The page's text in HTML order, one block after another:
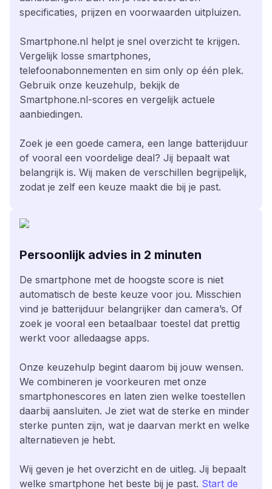
specificaties, prijzen en voorwaarden uitpluizen.
Smartphone.nl helpt je snel overzicht te krijgen.
Vergelijk losse smartphones,
telefoonabonnementen en sim only op één plek.
Gebruik onze keuzehulp, bekijk de
Smartphone.nl-scores en vergelijk actuele
aanbiedingen.
Zoek je een goede camera, een lange batterijduur
of vooral een voordelige deal? Jij bepaalt wat
belangrijk is. Wij maken de verschillen begrijpelijk,
zodat je zelf een keuze maakt die bij je past.
Persoonlijk advies in 2 minuten
De smartphone met de hoogste score is niet
automatisch de beste keuze voor jou. Misschien
vind je batterijduur belangrijker dan camera’s. Of
zoek je vooral een betaalbaar toestel dat prettig
werkt voor alledaagse apps.
Onze keuzehulp begint daarom bij jouw wensen.
We combineren je voorkeuren met onze
smartphonescores en laten zien welke toestellen
daarbij aansluiten. Je ziet wat de sterke en minder
sterke punten zijn, wat je daarvan merkt en welke
alternatieven je hebt.
Wij geven je het overzicht en de uitleg. Jij bepaalt
welke smartphone het beste bij je past. Start de